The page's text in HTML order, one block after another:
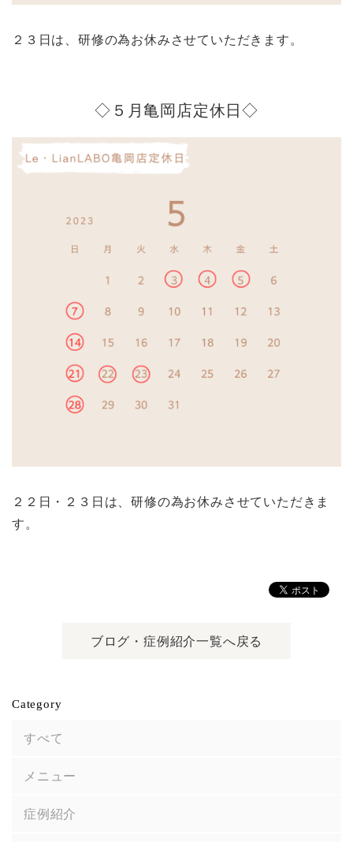
２３日は、研修の為お休みさせていただきます。
◇５月亀岡店定休日◇
２２日・２３日は、研修の為お休みさせていただきま
す。
ブログ・症例紹介一覧へ戻る
Category
すべて
メニュー
症例紹介